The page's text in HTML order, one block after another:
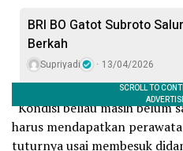
BRI BO Gatot Subroto
Berkah
Supriyadi 13/04/2026
“Kondisi beliau masih belum
harus mendapatkan
tuturnya usai membesuk